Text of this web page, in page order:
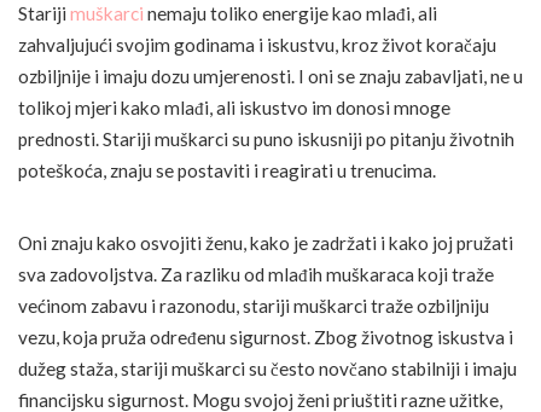
Stariji muškarci nemaju toliko energije kao mlađi, ali
zahvaljujući svojim godinama i iskustvu, kroz život koračaju
ozbiljnije i imaju dozu umjerenosti. I oni se znaju zabavljati, ne u
tolikoj mjeri kako mlađi, ali iskustvo im donosi mnoge
prednosti. Stariji muškarci su puno iskusniji po pitanju životnih
poteškoća, znaju se postaviti i reagirati u trenucima.
Oni znaju kako osvojiti ženu, kako je zadržati i kako joj pružati
sva zadovoljstva. Za razliku od mlađih muškaraca koji traže
većinom zabavu i razonodu, stariji muškarci traže ozbiljniju
vezu, koja pruža određenu sigurnost. Zbog životnog iskustva i
dužeg staža, stariji muškarci su često novčano stabilniji i imaju
financijsku sigurnost. Mogu svojoj ženi priuštiti razne užitke,